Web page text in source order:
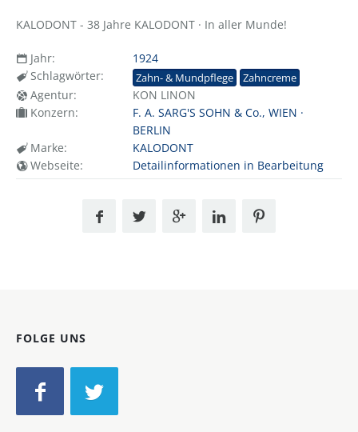
KALODONT - 38 Jahre KALODONT · In aller Munde!
Jahr:
1924
Schlagwörter:
Zahn- & Mundpflege Zahncreme
Agentur:
KON LINON
Konzern:
F. A. SARG'S SOHN & Co., WIEN ·
BERLIN
Marke:
KALODONT
Webseite:
Detailinformationen in Bearbeitung
FOLGE UNS